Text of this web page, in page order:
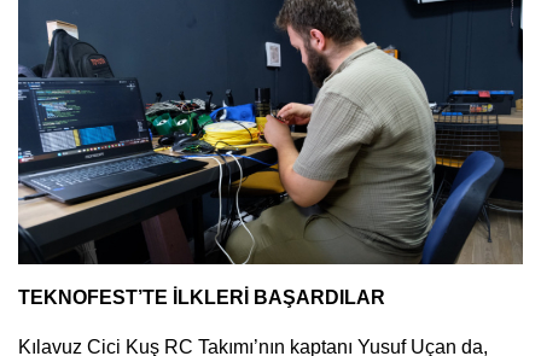
TEKNOFEST’TE İLKLERİ BAŞARDILAR
Kılavuz Cici Kuş RC Takımı’nın kaptanı Yusuf Uçan da,